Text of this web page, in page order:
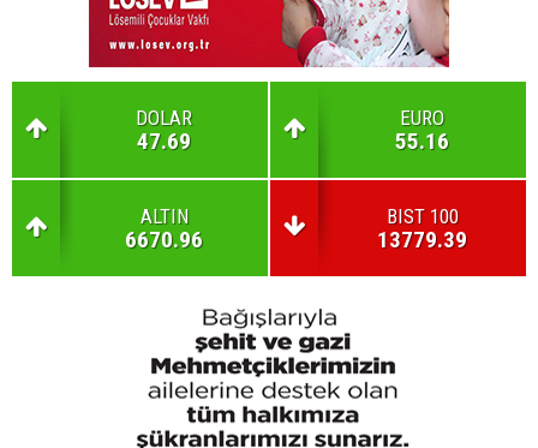
DOLAR
47.69
EURO
55.16
ALTIN
6670.96
BIST 100
13779.39